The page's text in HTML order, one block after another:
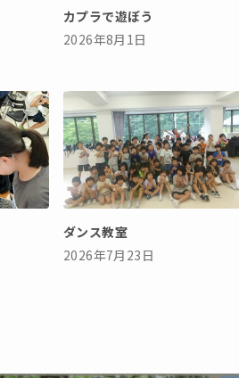
カプラで遊ぼう
2026年8月1日
ダンス教室
2026年7月23日